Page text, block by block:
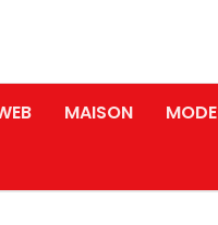
MAISON MODE